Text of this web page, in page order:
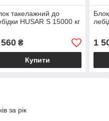
такелажний до
HUSAR S 15000 кг
₴
Купити
1
за рік